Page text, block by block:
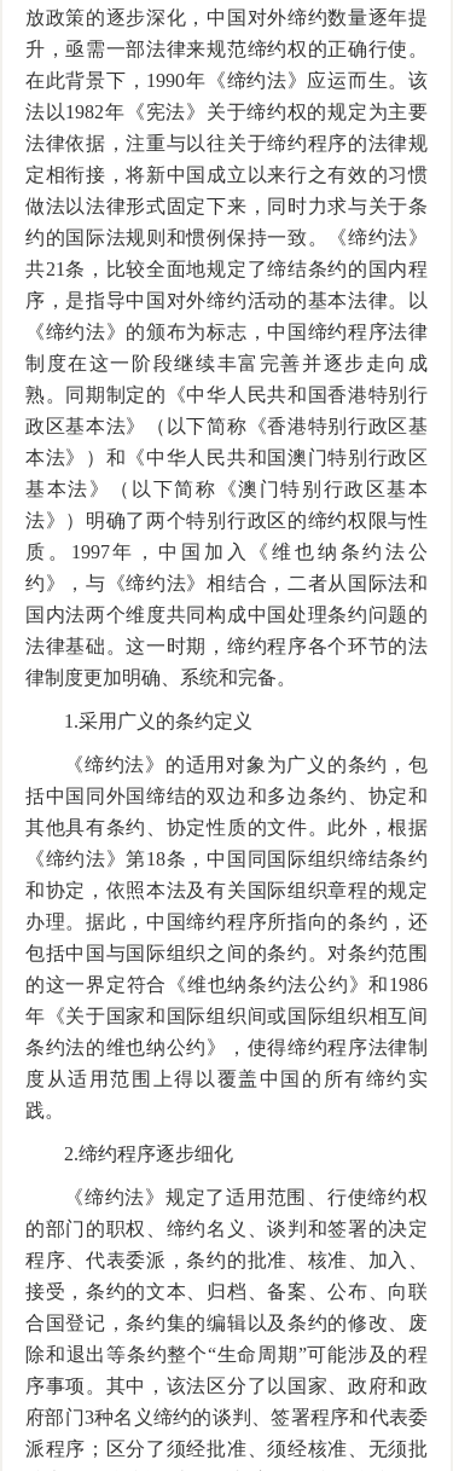
放政策的逐步深化，中国对外缔约数量逐年提
升，亟需一部法律来规范缔约权的正确行使。
在此背景下， 1990年《缔约法》应运而生。该
法以1982年《宪法》关于缔约权的规定为主要
法律依据，注重与以往关于缔约程序的法律规
定相衔接，将新中国成立以来行之有效的习惯
做法以法律形式固定下来，同时力求与关于条
约的国际法规则和惯例保持一致。《缔约法》
共21条，比较全面地规定了缔结条约的国内程
序，是指导中国对外缔约活动的基本法律。以
《缔约法》的颁布为标志，中国缔约程序法律
制度在这一阶段继续丰富完善并逐步走向成
熟。同期制定的《中华人民共和国香港特别行
政区基本法》（以下简称《香港特别行政区基
本法》）和《中华人民共和国澳门特别行政区
基本法》（以下简称《澳门特别行政区基本
法》）明确了两个特别行政区的缔约权限与性
质。 1997年，中国加入《维也纳条约法公
约》，与《缔约法》相结合，二者从国际法和
国内法两个维度共同构成中国处理条约问题的
法律基础。这一时期，缔约程序各个环节的法
律制度更加明确、系统和完备。
1.采用广义的条约定义
《缔约法》的适用对象为广义的条约，包
括中国同外国缔结的双边和多边条约、协定和
其他具有条约、协定性质的文件。此外，根据
《缔约法》第18条，中国同国际组织缔结条约
和协定，依照本法及有关国际组织章程的规定
办理。据此，中国缔约程序所指向的条约，还
包括中国与国际组织之间的条约。对条约范围
的这一界定符合《维也纳条约法公约》和1986
年《关于国家和国际组织间或国际组织相互间
条约法的维也纳公约》，使得缔约程序法律制
度从适用范围上得以覆盖中国的所有缔约实
践。
2.缔约程序逐步细化
《缔约法》规定了适用范围、行使缔约权
的部门的职权、缔约名义、谈判和签署的决定
程序、代表委派，条约的批准、核准、加入、
接受，条约的文本、归档、备案、公布、向联
合国登记，条约集的编辑以及条约的修改、废
除和退出等条约整个“生命周期”可能涉及的程
序事项。其中，该法区分了以国家、政府和政
府部门3种名义缔约的谈判、签署程序和代表委
派程序；区分了须经批准、须经核准、无须批